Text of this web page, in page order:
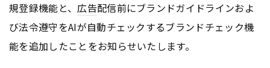
規登録機能と、広告配信前にブランドガイドラインおよ
び法令遵守をAIが自動チェックするブランドチェック機
能を追加したことをお知らせいたします。